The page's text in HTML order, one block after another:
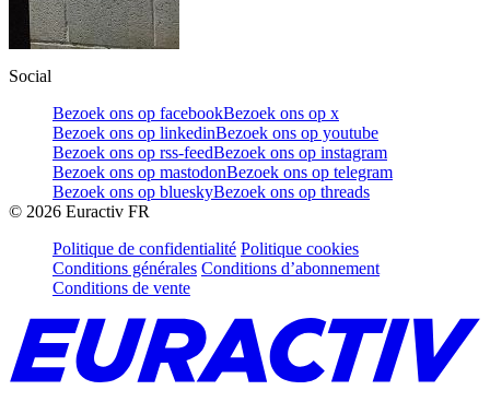
Social
Bezoek ons op facebookBezoek ons op x
Bezoek ons op linkedinBezoek ons op youtube
Bezoek ons op rss-feedBezoek ons op instagram
Bezoek ons op mastodonBezoek ons op telegram
Bezoek ons op blueskyBezoek ons op threads
© 2026 Euractiv FR
Politique de confidentialité Politique cookies
Conditions générales Conditions d’abonnement
Conditions de vente